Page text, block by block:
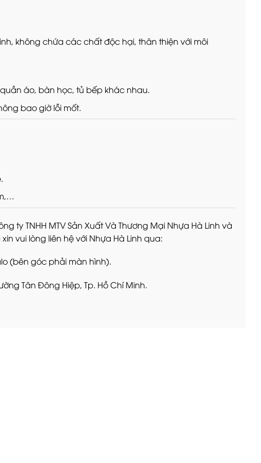
không chứa các chất độc hại, thân thiện với môi
áo, bàn học, tủ bếp khác nhau.
bao giờ lỗi mốt.
ty TNHH MTV Sản Xuất Và Thương Mại Nhựa Hà Linh và
vui lòng liên hệ với Nhựa Hà Linh qua:
(bên góc phải màn hình).
Tân Đông Hiệp, Tp. Hồ Chí Minh.